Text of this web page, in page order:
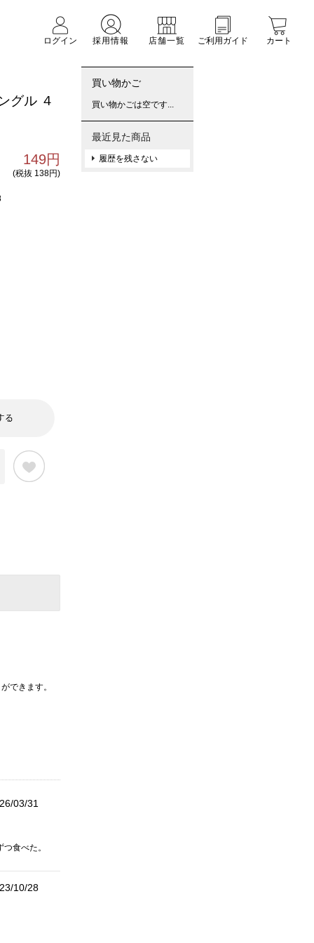
ログイン
採用情報 店舗一覧 ご利用ガイド カート
グル ４
149円
(税抜 138円)
できます。
03/31
食べた。
10/28
買い物かご
買い物かごは空です...
最近見た商品
履歴を残さない